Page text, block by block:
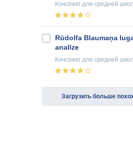
Конспект для средней
Rūdolfa Blaumaņa
analīze
Конспект для средней
Загрузить больше